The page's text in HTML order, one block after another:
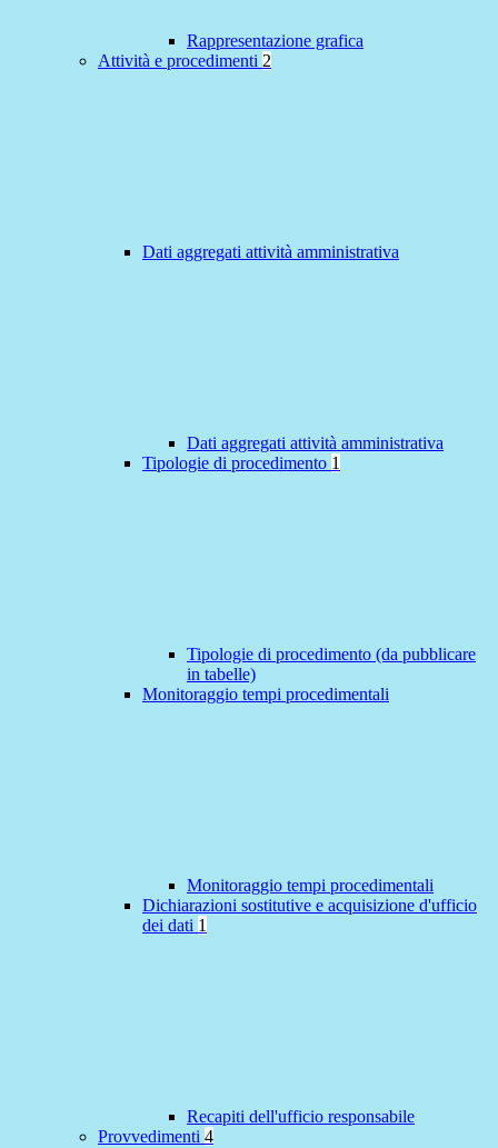
Rappresentazione grafica
Attività e procedimenti 2
Dati aggregati attività amministrativa
Dati aggregati attività amministrativa
Tipologie di procedimento 1
Tipologie di procedimento (da pubblicare
in tabelle)
Monitoraggio tempi procedimentali
Monitoraggio tempi procedimentali
Dichiarazioni sostitutive e acquisizione d'ufficio
dei dati 1
Recapiti dell'ufficio responsabile
Provvedimenti 4